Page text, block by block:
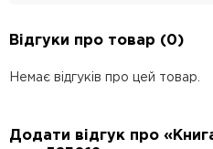
Відгуки про товар (0)
Немає відгуків про цей товар.
Додати відгук про